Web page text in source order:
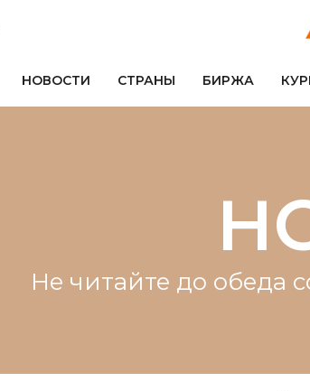
НОВОСТИ СТРАНЫ БИРЖА
Не читайте до обеда